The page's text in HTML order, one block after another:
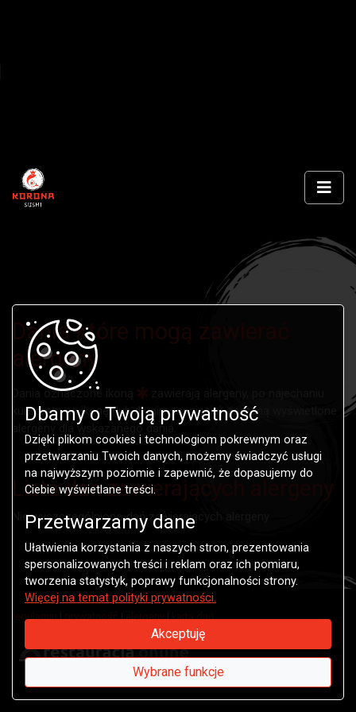
Dania które mogą zawierać
alergeny
Dania oznaczone ikoną
kursorem na ikonę (lub długim tapnięciu) zostaną wyświetlone
alergeny dla wskazanego dania.
Lista dań zawierających alergeny
Nie wyszczególniono dań zawierających alergeny
regulamin|prywatność|alergeny|karta dań
Dbamy o Twoją prywatność
Dzięki plikom cookies i technologiom pokrewnym oraz
przetwarzaniu Twoich danych, możemy świadczyć usługi
na najwyższym poziomie i zapewnić, że dopasujemy do
Ciebie wyświetlane treści.
Przetwarzamy dane
Ułatwienia korzystania z naszych stron, prezentowania
spersonalizowanych treści i reklam oraz ich pomiaru,
tworzenia statystyk, poprawy funkcjonalności strony.
Więcej na temat polityki prywatności.
Akceptuję
Wybrane funkcje